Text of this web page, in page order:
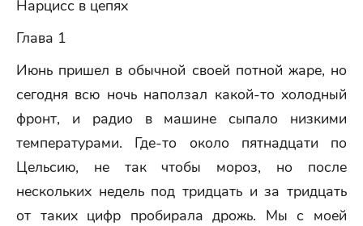
Нарцисс в цепях
Глава 1
Июнь пришел в обычной своей потной жаре, но
сегодня всю ночь наползал какой-то холодный
фронт, и радио в машине сыпало низкими
температурами. Где-то около пятнадцати по
Цельсию, не так чтобы мороз, но после
нескольких недель под тридцать и за тридцать
от таких цифр пробирала дрожь. Мы с моей